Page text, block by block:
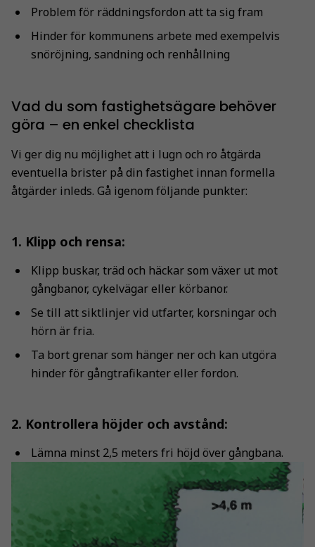
Problem för räddningsfordon att ta sig fram
Hinder för kommunens arbete med exempelvis
snöröjning, sandning och renhållning
Vad du som fastighetsägare behöver
göra – en enkel checklista
Vi ger dig nu möjlighet att i lugn och ro åtgärda
eventuella brister på din fastighet innan formella
åtgärder inleds. Gå igenom följande punkter:
1. Klipp och rensa:
Klipp buskar, träd och häckar som växer ut mot
gångbanor, cykelvägar eller körbanor.
Se till att siktlinjer vid utfarter, korsningar och
hörn är fria.
Ta bort grenar som hänger ner och kan utgöra
hinder för gångtrafikanter eller fordon.
2. Kontrollera höjder och avstånd:
Lämna minst 2,5 meters fri höjd över gångbana.